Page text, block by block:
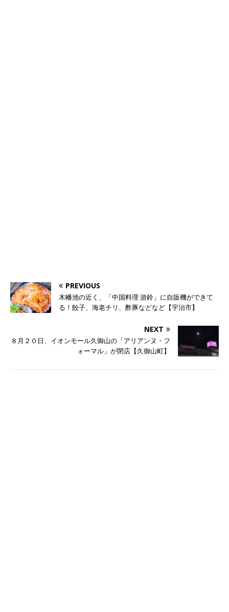
PREVIOUS
木幡池の近く、「中国料理 游鈴」に自販機ができて
る！餃子、海老チリ、酢豚などなど【宇治市】
NEXT
８月２０日、イオンモール久御山の「アリアンヌ・フ
ォーマル」が閉店【久御山町】